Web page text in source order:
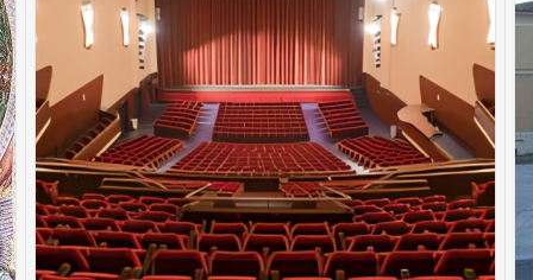
cercare di chiarire a ste stessa il significato della
parola razzismo
Giovedì 5 marzo 2026
Concita De Gregorio - “Un’ultima cosa”
Un coro di donne messe al bando, escluse,
scandalose agli occhi del mondo, qui prendono la
parola per l'ultima volta e raccontano di sé senza
lasciare diritto di replica